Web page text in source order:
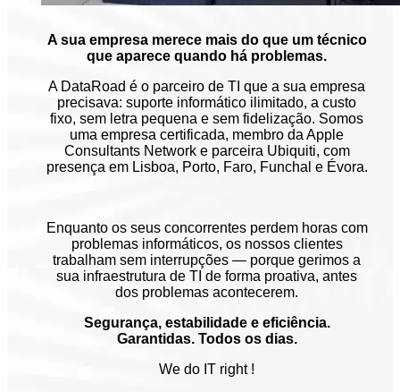
A sua empresa merece mais do que um técnico
que aparece quando há problemas.
A DataRoad é o parceiro de TI que a sua empresa
precisava: suporte informático ilimitado, a custo
fixo, sem letra pequena e sem fidelização. Somos
uma empresa certificada, membro da Apple
Consultants Network e parceira Ubiquiti, com
presença em Lisboa, Porto, Faro, Funchal e Évora.
Enquanto os seus concorrentes perdem horas com
problemas informáticos, os nossos clientes
trabalham sem interrupções — porque gerimos a
sua infraestrutura de TI de forma proativa, antes
dos problemas acontecerem.
Segurança, estabilidade e eficiência.
Garantidas. Todos os dias.
We do IT right !